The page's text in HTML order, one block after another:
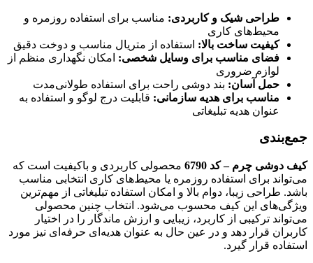
طراحی شیک و کاربردی: مناسب برای استفاده روزمره و
محیط‌های کاری
کیفیت ساخت بالا: استفاده از متریال مناسب و دوخت دقیق
فضای مناسب برای وسایل شخصی: امکان نگهداری منظم از
لوازم ضروری
حمل آسان: بند دوشی راحت برای استفاده طولانی‌مدت
مناسب برای هدیه سازمانی: قابلیت درج لوگو و استفاده به
عنوان هدیه تبلیغاتی
جمع‌بندی
کیف دوشی چرم – کد 6790
محصولی کاربردی و باکیفیت است که
می‌تواند برای استفاده روزمره یا محیط‌های کاری انتخابی مناسب
باشد. طراحی زیبا، دوام بالا و امکان استفاده تبلیغاتی از مهم‌ترین
ویژگی‌های این کیف محسوب می‌شود. انتخاب چنین محصولی
می‌تواند ترکیبی از کاربرد، زیبایی و ارزش ماندگار را در اختیار
کاربران قرار دهد و در عین حال به عنوان هدیه‌ای حرفه‌ای نیز مورد
استفاده قرار گیرد.